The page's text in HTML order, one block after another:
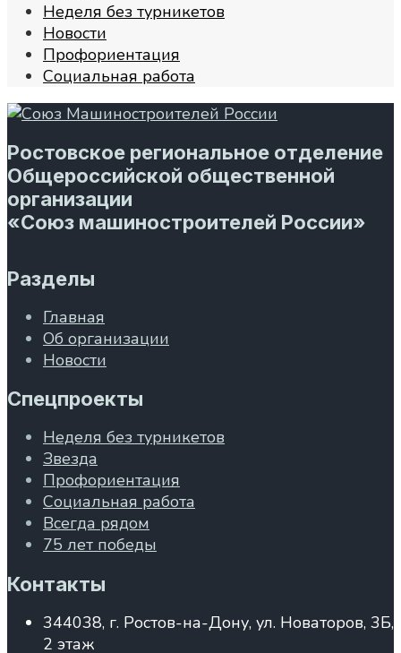
Неделя без турникетов
Новости
Профориентация
Социальная работа
Ростовское региональное отделение
Общероссийской общественной
организации
«Союз машиностроителей России»
Разделы
Главная
Об организации
Новости
Спецпроекты
Неделя без турникетов
Звезда
Профориентация
Социальная работа
Всегда рядом
75 лет победы
Контакты
344038, г. Ростов-на-Дону, ул. Новаторов, 3Б,
2 этаж